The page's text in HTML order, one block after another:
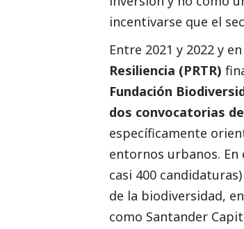
incentivarse que el
Entre 2021 y 2022 y
Resiliencia (PRTR)
Fundación
dos convocatorias
específicamente
entornos urbanos. En
casi 400
de la biodiversidad,
como Santander